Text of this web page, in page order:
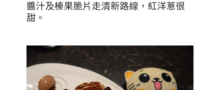
醬汁及榛果脆片走清新路線，紅洋蔥很
甜。